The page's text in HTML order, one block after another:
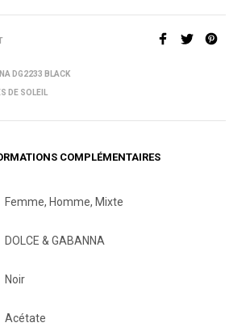
DG2233 BLACK
DE SOLEIL
COMPLÉMENTAIRES
Femme, Homme, Mixte
DOLCE & GABANNA
Noir
Acétate